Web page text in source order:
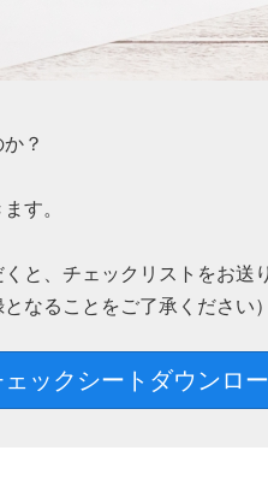
か？
す。
と、チェックリストをお送
なることをご了承ください）
ックシートダウンロ